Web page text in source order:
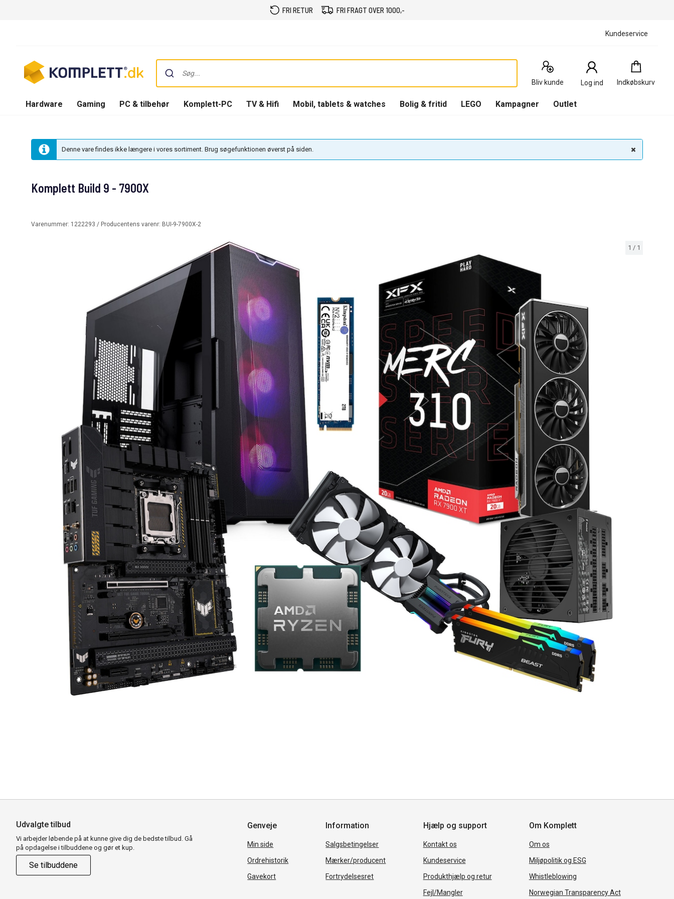
FRI RETUR FRI FRAGT OVER 1000,-
Kundeservice
Bliv kunde Log ind Indkøbskurv
Indkøbskurv
0
Produkter
Hardware Gaming PC & tilbehør Komplett-PC TV & Hifi Mobil, tablets & watches Bolig & fritid LEGO Kampagner Outlet
Denne vare findes ikke længere i vores sortiment. Brug søgefunktionen øverst på siden.
1 / 1
Komplett Build 9 - 7900X
Varenummer: 1222293 / Producentens varenr: BUI-9-7900X-2
Udvalgte tilbud
Vi arbejder løbende på at kunne give dig de bedste tilbud. Gå
på opdagelse i tilbuddene og gør et kup.
Se tilbuddene
Genveje
Min side
Ordrehistorik
Gavekort
Information
Salgsbetingelser
Mærker/producent
Fortrydelsesret
Hjælp og support
Kontakt os
Kundeservice
Produkthjælp og retur
Fejl/Mangler
Om Komplett
Om os
Miljøpolitik og ESG
Whistleblowing
Norwegian Transparency Act